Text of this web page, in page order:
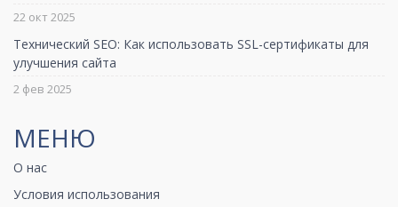
22 окт 2025
Технический SEO: Как использовать SSL-сертификаты для
улучшения сайта
2 фев 2025
МЕНЮ
О нас
Условия использования